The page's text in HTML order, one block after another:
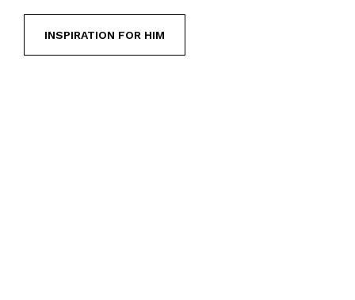
INSPIRATION FOR HIM